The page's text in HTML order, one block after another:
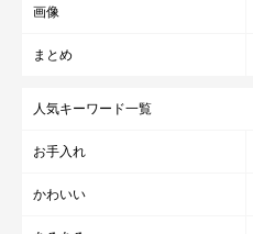
画像
まとめ
人気キーワード一覧
お手入れ
かわいい